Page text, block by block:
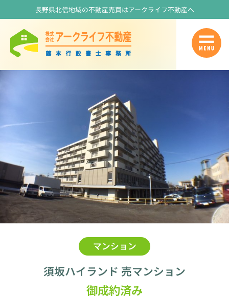
長野県北信地域の不動産売買はアークライフ不動産へ
マンション
須坂ハイランド 売マンション
御成約済み